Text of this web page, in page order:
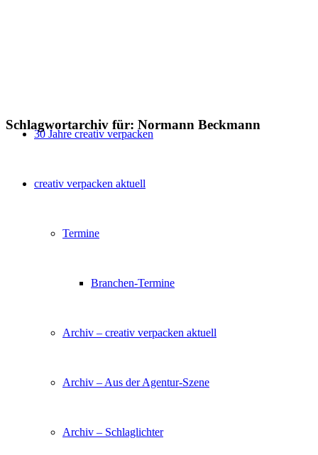
30 Jahre creativ verpacken
creativ verpacken aktuell
Termine
Branchen-Termine
Archiv – creativ verpacken aktuell
Archiv – Aus der Agentur-Szene
Archiv – Schlaglichter
Schlagwortarchiv für: Normann Beckmann